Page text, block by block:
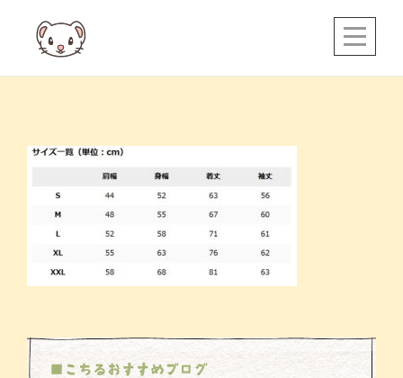
content
■こちるおすすめブログ
稿
ー
ョ
ン